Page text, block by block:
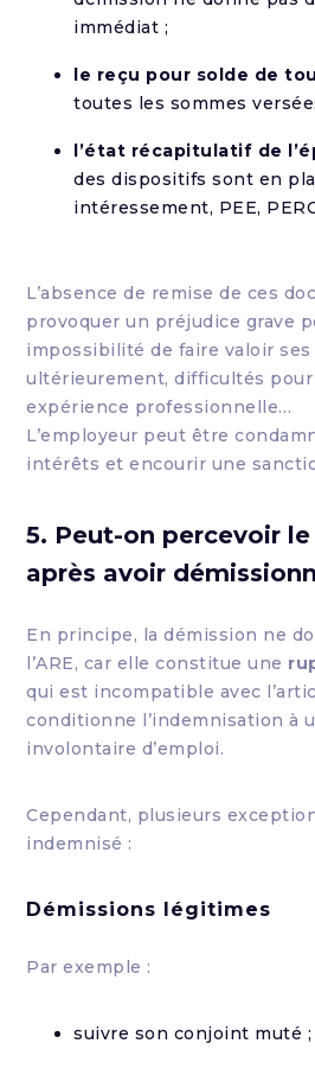
immédiat ;
le reçu pour solde de
toutes les sommes
l’état récapitulatif de
des dispositifs sont en
intéressement, PEE,
L’absence de remise de ces
provoquer un préjudice grave
impossibilité de faire valoir ses
ultérieurement, difficultés
expérience professionnelle…
L’employeur peut être
intérêts et encourir une
5. Peut-on percevoir
après avoir
En principe, la démission ne
l’ARE, car elle constitue une
qui est incompatible avec
conditionne l’indemnisation à
involontaire d’emploi.
Cependant, plusieurs
indemnisé :
Démissions légitimes
Par exemple :
suivre son conjoint muté ;